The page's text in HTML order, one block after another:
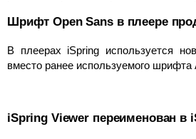
Шрифт Open Sans в плеере
В плеерах iSpring используется
вместо ранее используемого шрифта
iSpring Viewer переименован в